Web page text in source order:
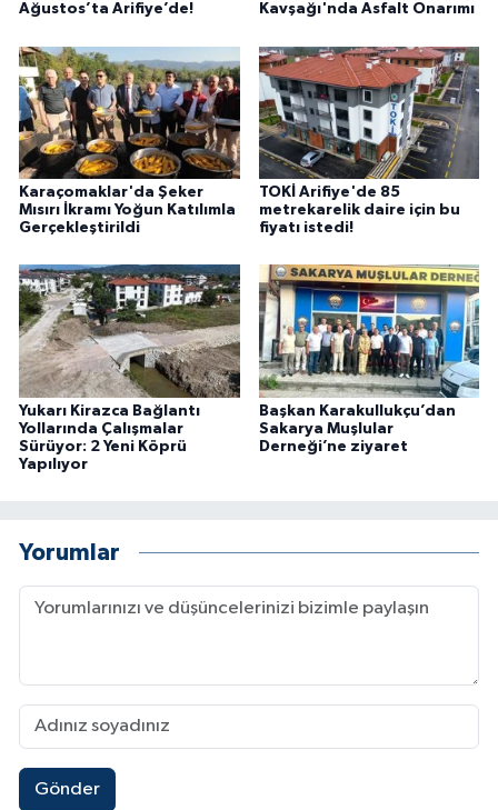
Ağustos’ta Arifiye’de!
Kavşağı'nda Asfalt Onarımı
Karaçomaklar'da Şeker
Mısırı İkramı Yoğun Katılımla
Gerçekleştirildi
TOKİ Arifiye'de 85
metrekarelik daire için bu
fiyatı istedi!
Yukarı Kirazca Bağlantı
Yollarında Çalışmalar
Sürüyor: 2 Yeni Köprü
Yapılıyor
Başkan Karakullukçu’dan
Sakarya Muşlular
Derneği’ne ziyaret
Yorumlar
Gönder